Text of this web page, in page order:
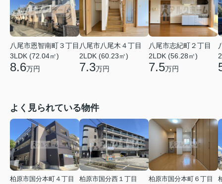
八尾市恩智南町３丁目
3LDK (72.04㎡)
8.6万円
八尾市八尾木４丁目
2LDK (60.23㎡)
7.3万円
八尾市志紀町２丁目
2LDK (56.28㎡)
7.5万円
よく見られている物件
柏原市国分本町４丁目
柏原市国分西１丁目
柏原市国分本町６丁目